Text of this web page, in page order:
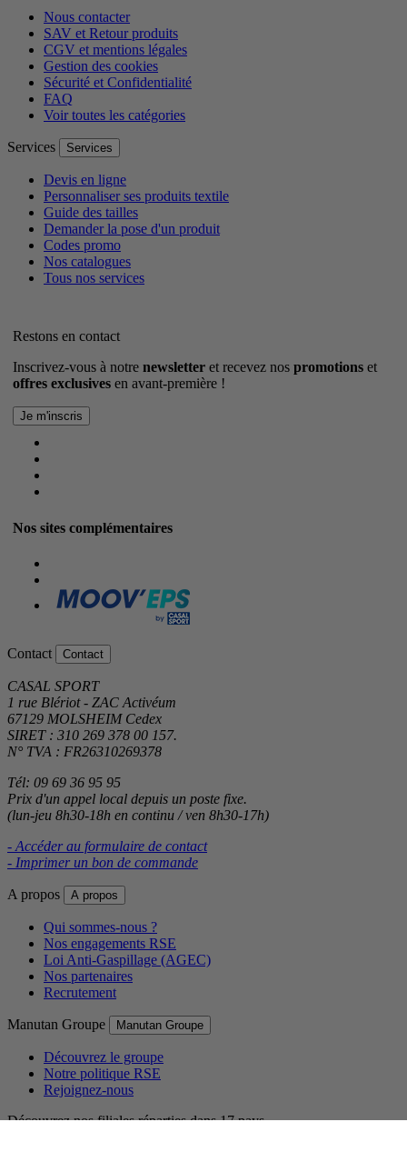
Nous contacter
SAV et Retour produits
CGV et mentions légales
Gestion des cookies
Sécurité et Confidentialité
FAQ
Voir toutes les catégories
Services Services
Devis en ligne
Personnaliser ses produits textile
Guide des tailles
Demander la pose d'un produit
Codes promo
Nos catalogues
Tous nos services
Restons en contact
Inscrivez-vous à notre newsletter et recevez nos promotions et
offres exclusives en avant-première !
Nos sites complémentaires
Contact Contact
CASAL SPORT
1 rue Blériot - ZAC Activéum
67129 MOLSHEIM Cedex
SIRET : 310 269 378 00 157.
N° TVA : FR26310269378
Tél: 09 69 36 95 95
Prix d'un appel local depuis un poste fixe.
(lun-jeu 8h30-18h en continu / ven 8h30-17h)
- Accéder au formulaire de contact
- Imprimer un bon de commande
A propos A propos
Qui sommes-nous ?
Nos engagements RSE
Loi Anti-Gaspillage (AGEC)
Nos partenaires
Recrutement
Manutan Groupe Manutan Groupe
Découvrez le groupe
Notre politique RSE
Rejoignez-nous
Découvrez nos filiales réparties dans 17 pays.